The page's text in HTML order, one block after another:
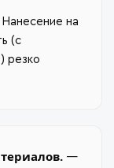
на
(с
резко
—